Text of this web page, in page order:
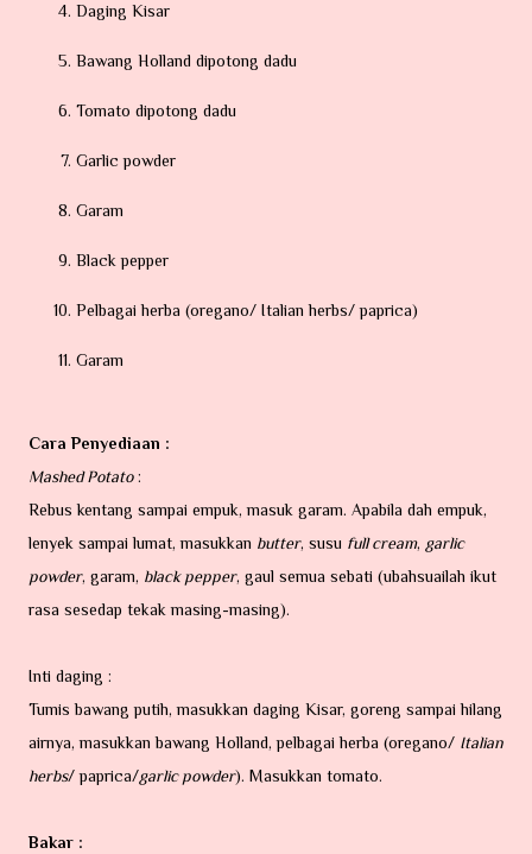
Daging Kisar
Bawang Holland dipotong dadu
Tomato dipotong dadu
Garlic powder
Garam
Black pepper
Pelbagai herba (oregano/ Italian herbs/ paprica)
Garam
Cara Penyediaan :
Mashed Potato:
Rebus kentang sampai empuk, masuk garam. Apabila dah empuk,
lenyek sampai lumat, masukkan butter, susu full cream, garlic
powder, garam, black pepper, gaul semua sebati (ubahsuailah ikut
rasa sesedap tekak masing-masing).
Inti daging :
Tumis bawang putih, masukkan daging Kisar, goreng sampai hilang
airnya, masukkan bawang Holland, pelbagai herba (oregano/ Italian
herbs/ paprica/garlic powder). Masukkan tomato.
Bakar :